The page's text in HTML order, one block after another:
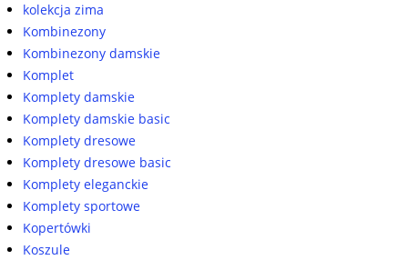
kolekcja zima
Kombinezony
Kombinezony damskie
Komplet
Komplety damskie
Komplety damskie basic
Komplety dresowe
Komplety dresowe basic
Komplety eleganckie
Komplety sportowe
Kopertówki
Koszule